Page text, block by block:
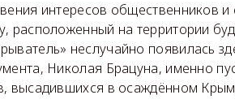
интересов общественников и
расположенный на территории
неслучайно появилась
Николая Брацуна, именно
высадившихся в осаждённом